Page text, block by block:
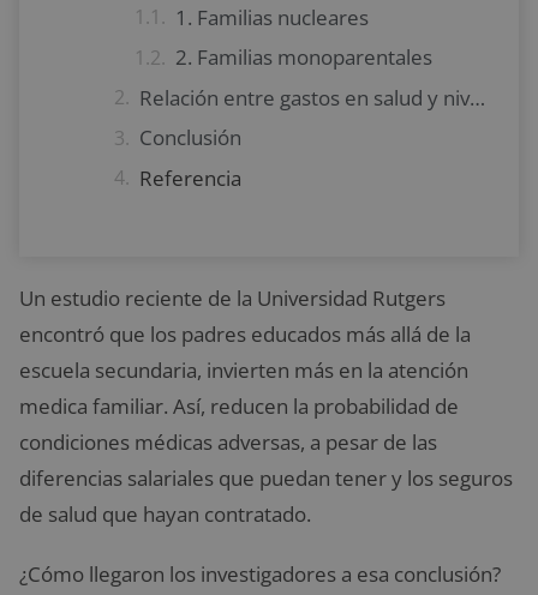
1. Familias nucleares
2. Familias monoparentales
Relación entre gastos en salud y nivel educativo de los padres
Conclusión
Referencia
Un estudio reciente de la Universidad Rutgers
encontró que los padres educados más allá de la
escuela secundaria, invierten más en la atención
medica familiar. Así, reducen la probabilidad de
condiciones médicas adversas, a pesar de las
diferencias salariales que puedan tener y los seguros
de salud que hayan contratado.
¿Cómo llegaron los investigadores a esa conclusión?